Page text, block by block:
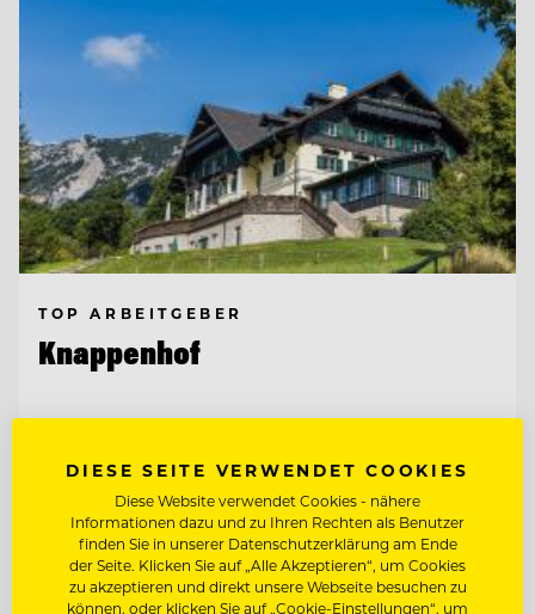
TOP ARBEITGEBER
Knappenhof
CHEF DE RANG (M/W/D) AM KNAPPENHOF
WIRTSHAUSKÜCHE & FINE DINING
DIESE SEITE VERWENDET COOKIES
Diese Website verwendet Cookies - nähere
Informationen dazu und zu Ihren Rechten als Benutzer
finden Sie in unserer Datenschutzerklärung am Ende
der Seite. Klicken Sie auf „Alle Akzeptieren“, um Cookies
zu akzeptieren und direkt unsere Webseite besuchen zu
können, oder klicken Sie auf „Cookie-Einstellungen“, um